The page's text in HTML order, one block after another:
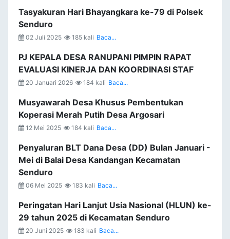
Tasyakuran Hari Bhayangkara ke-79 di Polsek
Senduro
02 Juli 2025 185 kali Baca...
PJ KEPALA DESA RANUPANI PIMPIN RAPAT
EVALUASI KINERJA DAN KOORDINASI STAF
20 Januari 2026 184 kali Baca...
Musyawarah Desa Khusus Pembentukan
Koperasi Merah Putih Desa Argosari
12 Mei 2025 184 kali Baca...
Penyaluran BLT Dana Desa (DD) Bulan Januari -
Mei di Balai Desa Kandangan Kecamatan
Senduro
06 Mei 2025 183 kali Baca...
Peringatan Hari Lanjut Usia Nasional (HLUN) ke-
29 tahun 2025 di Kecamatan Senduro
20 Juni 2025 183 kali Baca...